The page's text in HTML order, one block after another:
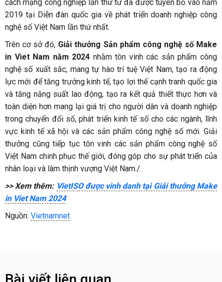
cách mạng công nghiệp lần thứ tư đã được tuyên bố vào năm
2019 tại Diễn đàn quốc gia về phát triển doanh nghiệp công
nghệ số Việt Nam lần thứ nhất.
Trên cơ sở đó, Giải thưởng Sản phẩm công nghệ số Make
in Viet Nam năm 2024 nhằm tôn vinh các sản phẩm công
nghệ số xuất sắc, mang tự hào trí tuệ Việt Nam, tạo ra động
lực mới để tăng trưởng kinh tế, tạo lợi thế cạnh tranh quốc gia
và tăng năng suất lao động, tạo ra kết quả thiết thực hơn và
toàn diện hơn mang lại giá trị cho người dân và doanh nghiệp
trong chuyển đổi số, phát triển kinh tế số cho các ngành, lĩnh
vực kinh tế xã hội và các sản phẩm công nghệ số mới. Giải
thưởng cũng tiếp tục tôn vinh các sản phẩm công nghệ số
Việt Nam chinh phục thế giới, đóng góp cho sự phát triển của
nhân loại và làm thịnh vượng Việt Nam./.
>> Xem thêm: VietISO được vinh danh tại Giải thưởng Make
in Viet Nam 2024
Nguồn: Vietnamnet